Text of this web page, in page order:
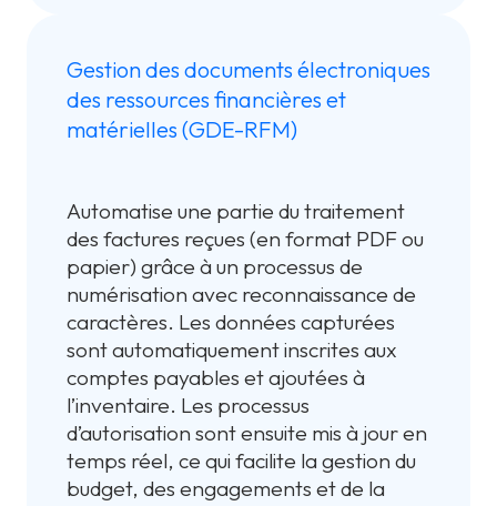
Gestion des documents électroniques
des ressources financières et
matérielles (GDE-RFM)
Automatise une partie du traitement
des factures reçues (en format PDF ou
papier) grâce à un processus de
numérisation avec reconnaissance de
caractères. Les données capturées
sont automatiquement inscrites aux
comptes payables et ajoutées à
l’inventaire. Les processus
d’autorisation sont ensuite mis à jour en
temps réel, ce qui facilite la gestion du
budget, des engagements et de la